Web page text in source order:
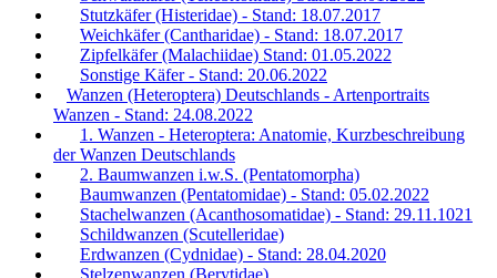
Stutzkäfer (Histeridae) - Stand: 18.07.2017
Weichkäfer (Cantharidae) - Stand: 18.07.2017
Zipfelkäfer (Malachiidae) Stand: 01.05.2022
Sonstige Käfer - Stand: 20.06.2022
Wanzen (Heteroptera) Deutschlands - Artenportraits
Wanzen - Stand: 24.08.2022
1. Wanzen - Heteroptera: Anatomie, Kurzbeschreibung
der Wanzen Deutschlands
2. Baumwanzen i.w.S. (Pentatomorpha)
Baumwanzen (Pentatomidae) - Stand: 05.02.2022
Stachelwanzen (Acanthosomatidae) - Stand: 29.11.1021
Schildwanzen (Scutelleridae)
Erdwanzen (Cydnidae) - Stand: 28.04.2020